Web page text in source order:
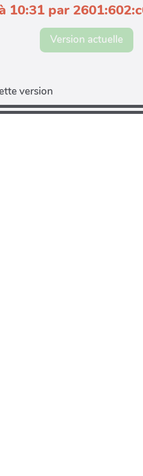
10:31 par
Version actuelle
version